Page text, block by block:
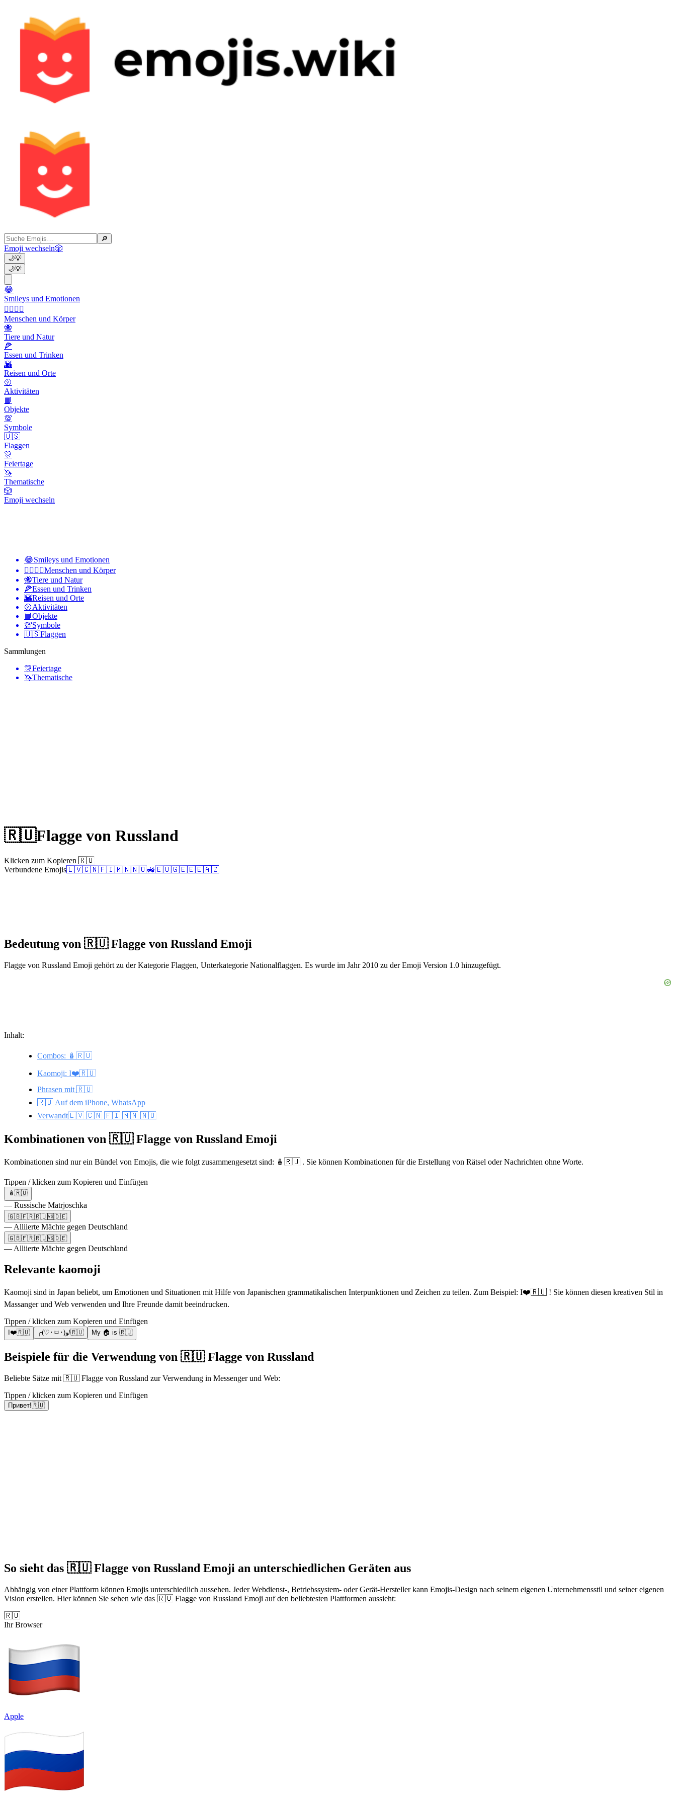
🔎
Emoji wechseln🎲
🌙💡
🌙💡
😂
Smileys und Emotionen
👩‍❤️‍💋‍👨
Menschen und Körper
🐝
Tiere und Natur
🍕
Essen und Trinken
🌇
Reisen und Orte
🥎
Aktivitäten
📙
Objekte
💯
Symbole
🇺🇸
Flaggen
🎊
Feiertage
🦄
Thematische
🎲
Emoji wechseln
😂Smileys und Emotionen
👩‍❤️‍💋‍👨Menschen und Körper
🐝Tiere und Natur
🍕Essen und Trinken
🌇Reisen und Orte
🥎Aktivitäten
📙Objekte
💯Symbole
🇺🇸Flaggen
Sammlungen
🎊Feiertage
🦄Thematische
🇷🇺Flagge von Russland
Klicken zum Kopieren 🇷🇺
Verbundene Emojis🇱🇻🇨🇳🇫🇮🇲🇳🇳🇴🚜🇪🇺🇬🇪🇪🇪🇦🇿
Bedeutung von 🇷🇺 Flagge von Russland Emoji
Flagge von Russland Emoji gehört zu der Kategorie Flaggen, Unterkategorie Nationalflaggen. Es wurde im Jahr 2010 zu der Emoji Version 1.0 hinzugefügt.
Inhalt:
Combos: 🪆🇷🇺
Kaomoji: I❤️🇷🇺
Phrasen mit 🇷🇺
🇷🇺 Auf dem iPhone, WhatsApp
Verwandt🇱🇻 🇨🇳 🇫🇮 🇲🇳 🇳🇴
Kombinationen von 🇷🇺 Flagge von Russland Emoji
Kombinationen sind nur ein Bündel von Emojis, die wie folgt zusammengesetzt sind: 🪆🇷🇺 . Sie können Kombinationen für die Erstellung von Rätsel oder Nachrichten ohne Worte.
Tippen / klicken zum Kopieren und Einfügen
🪆🇷🇺
— Russische Matrjoschka
🇬🇧🇫🇷🇷🇺🆚🇩🇪
— Alliierte Mächte gegen Deutschland
🇬🇧🇫🇷🇷🇺🆚🇩🇪
— Alliierte Mächte gegen Deutschland
Relevante kaomoji
Kaomoji sind in Japan beliebt, um Emotionen und Situationen mit Hilfe von Japanischen grammatikalischen Interpunktionen und Zeichen zu teilen. Zum Beispiel: I❤️🇷🇺 ! Sie können diesen kreativen Stil in
Massanger und Web verwenden und Ihre Freunde damit beeindrucken.
Tippen / klicken zum Kopieren und Einfügen
I❤️🇷🇺 ╭(♡･ㅂ･)و/🇷🇺 My 🏠 is 🇷🇺
Beispiele für die Verwendung von 🇷🇺 Flagge von Russland
Beliebte Sätze mit 🇷🇺 Flagge von Russland zur Verwendung in Messenger und Web:
Tippen / klicken zum Kopieren und Einfügen
Привет!🇷🇺
So sieht das 🇷🇺 Flagge von Russland Emoji an unterschiedlichen Geräten aus
Abhängig von einer Plattform können Emojis unterschiedlich aussehen. Jeder Webdienst-, Betriebssystem- oder Gerät-Hersteller kann Emojis-Design nach seinem eigenen Unternehmensstil und seiner eigenen
Vision erstellen. Hier können Sie sehen wie das 🇷🇺 Flagge von Russland Emoji auf den beliebtesten Plattformen aussieht:
🇷🇺
Ihr Browser
Apple